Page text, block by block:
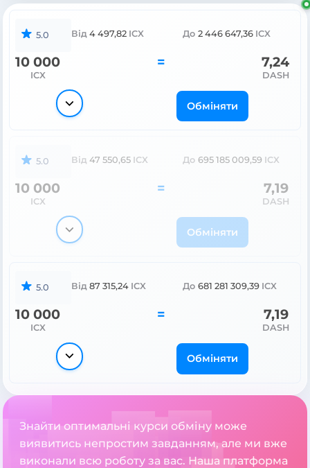
5.0 Від 4 497,82 ICX До 2 446 647,36 ICX
10 000
ICX
= 7,24
DASH
Обміняти
5.0 Від 47 550,65 ICX До 695 185 009,59 ICX
10 000
ICX
= 7,19
DASH
Обміняти
5.0 Від 87 315,24 ICX До 681 281 309,39 ICX
10 000
ICX
= 7,19
DASH
Обміняти
Знайти оптимальні курси обміну може
виявитись непростим завданням, але ми вже
виконали всю роботу за вас. Наша платформа